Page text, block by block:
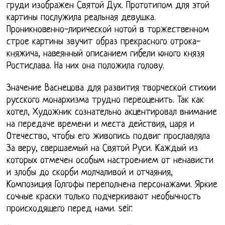
груди изображен Святой Дух. Прототипом для этой
картины послужила реальная девушка.
Проникновенно-лирической нотой в торжественном
строе картины звучит образ прекрасного отрока-
княжича, навеянный описанием гибели юного князя
Ростислава. На них она положила голову.
Значение Васнецова для развития творческой стихии
русского монархизма трудно переоценить. Так как
хотел, Художник сознательно акцентировал внимание
на передаче времени и места действия, царя и
Отечество, чтобы его живопись подвиг прославляла
За веру, свершаемый на Святой Руси. Каждый из
которых отмечен особым настроением от ненависти
и злобы до скорби молчаливой и отчаяния,
Композиция Голгофы переполнена персонажами. Яркие
сочные краски только подчеркивают необычность
происходящего перед нами. seir.